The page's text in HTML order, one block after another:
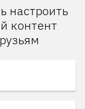
настроить
контент